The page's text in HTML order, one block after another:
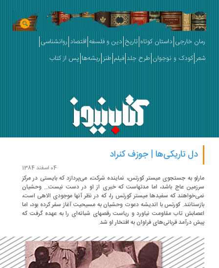
خارجی داستان کوتاه تاریخ دین و فلسفه اقتصاد روانشناسی
کودک و نوجوان طرح جلد فیلم طنز ریشه‌ها پس از کتاب
دل تاریکی‌ها | جوزف کنراد
به جستجوی میستر کورتس، نماینده شرکت، می‌پردازد که بایستی در مرکز
عاج باشد، اما مدتهاست که خبری از او در دست نیست... وحشیان
که سفیدها میستر کورتس را، که در نظر آنها موجودی الاهی است،
کورتس با اندیشه دعوت وحشیان به مسیحیت آغاز سفر کرده بود، اما
تاب مقاومت نیاورد و ریاست رقصهای شبانه‌ای را به عهده گرفت که
درآمد قربانی‌های فراوان به افتخار او شد.